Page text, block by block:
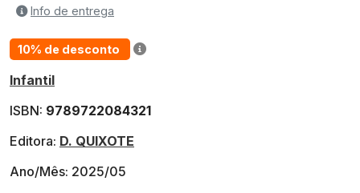
Info de entrega
10% de desconto
Infantil
ISBN: 9789722084321
Editora: D. QUIXOTE
Ano/Mês: 2025/05